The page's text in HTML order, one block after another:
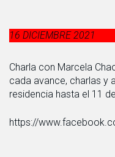
16 DICIEMBRE 2021
Charla con Marcela
cada avance, charlas y
residencia hasta el 11
https://